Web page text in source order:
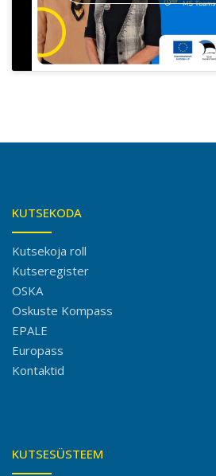
KUTSEKODA
Kutsekoja roll
Kutseregister
OSKA
Oskuste Kompass
EPALE
Europass
Kontaktid
KUTSESÜSTEEM